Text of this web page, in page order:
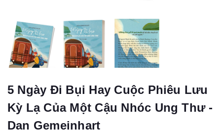
5 Ngày Đi Bụi Hay Cuộc Phiêu Lưu
Kỳ Lạ Của Một Cậu Nhóc Ung Thư -
Dan Gemeinhart